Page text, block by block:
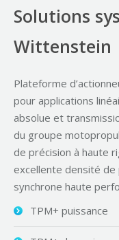
Solutions
Wittenstein
Plateforme
pour applications
absolue et
du groupe
de précision à haute
excellente densité de
synchrone haute
TPM+ puissance